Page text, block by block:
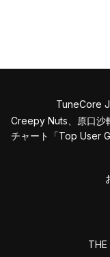
TuneCore
Creepy Nuts、原口沙
チャート「Top User
THE